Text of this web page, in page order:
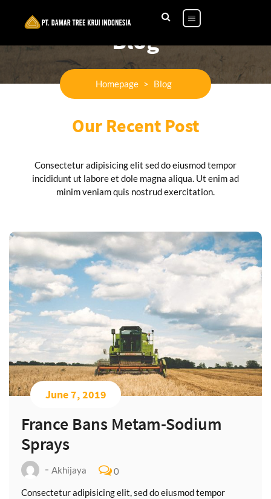
Blog
Homepage > Blog
Our Recent Post
Consectetur adipisicing elit sed do eiusmod tempor
incididunt ut labore et dole magna aliqua. Ut enim ad
minim veniam quis nostrud exercitation.
June 7, 2019
France Bans Metam-Sodium
Sprays
Akhijaya
0
Consectetur adipisicing elit, sed do eiusmod tempor